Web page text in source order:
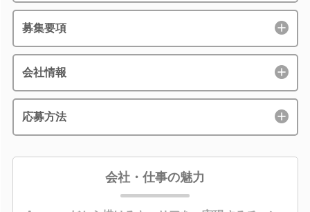
募集要項
会社情報
応募方法
会社・仕事の魅力